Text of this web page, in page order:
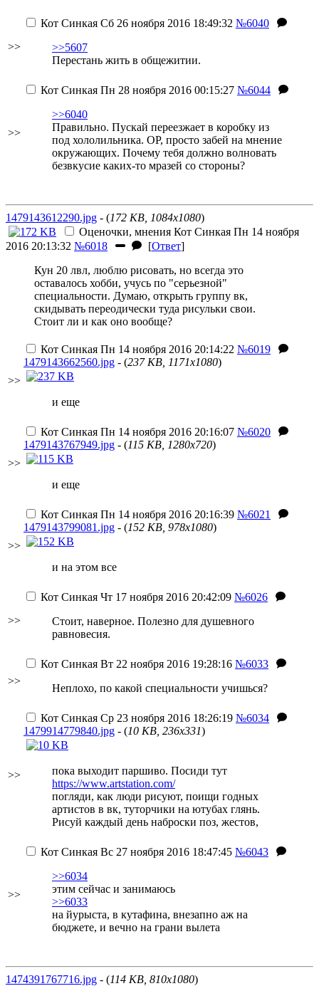
>>
Кот Синкая Сб 26 ноября 2016 18:49:32 №6040
>>5607
Перестань жить в общежитии.
>>
Кот Синкая Пн 28 ноября 2016 00:15:27 №6044
>>6040
Правильно. Пускай переезжает в коробку из
под хололильника. OP, просто забей на мнение
окружающих. Почему тебя должно волновать
безвкусие каких-то мразей со стороны?
1479143612290.jpg - (172 KB, 1084x1080)
Оценочки, мнения Кот Синкая Пн 14 ноября
2016 20:13:32 №6018 [Ответ]
Кун 20 лвл, люблю рисовать, но всегда это
оставалось хобби, учусь по "серьезной"
специальности. Думаю, открыть группу вк,
скидывать переодически туда рисульки свои.
Стоит ли и как оно вообще?
>>
Кот Синкая Пн 14 ноября 2016 20:14:22 №6019
1479143662560.jpg - (237 KB, 1171x1080)
и еще
>>
Кот Синкая Пн 14 ноября 2016 20:16:07 №6020
1479143767949.jpg - (115 KB, 1280x720)
и еще
>>
Кот Синкая Пн 14 ноября 2016 20:16:39 №6021
1479143799081.jpg - (152 KB, 978x1080)
и на этом все
>>
Кот Синкая Чт 17 ноября 2016 20:42:09 №6026
Стоит, наверное. Полезно для душевного
равновесия.
>>
Кот Синкая Вт 22 ноября 2016 19:28:16 №6033
Неплохо, по какой специальности учишься?
>>
Кот Синкая Ср 23 ноября 2016 18:26:19 №6034
1479914779840.jpg - (10 KB, 236x331)
пока выходит паршиво. Посиди тут
https://www.artstation.com/
погляди, как люди рисуют, поищи годных
артистов в вк, туторчики на ютубах глянь.
Рисуй каждый день наброски поз, жестов,
>>
Кот Синкая Вс 27 ноября 2016 18:47:45 №6043
>>6034
этим сейчас и занимаюсь
>>6033
на йурыста, в кутафина, внезапно аж на
бюджете, и вечно на грани вылета
1474391767716.jpg - (114 KB, 810x1080)